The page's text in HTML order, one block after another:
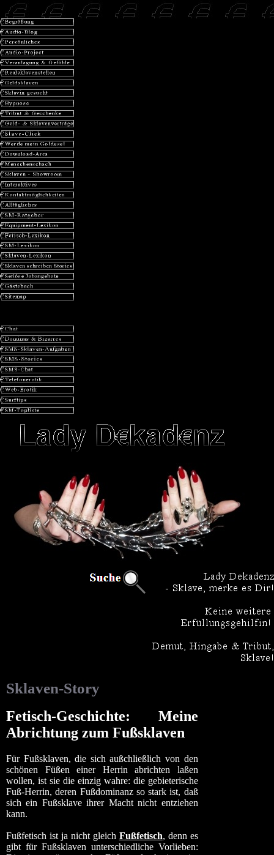
Sklaven-Story
Fetisch-Geschichte: Meine
Abrichtung zum Fußsklaven
Für Fußsklaven, die sich außchließlich von den
schönen Füßen einer Herrin abrichten laßen
wollen, ist sie die einzig wahre: die gebieterische
Fuß-Herrin, deren Fußdominanz so stark ist, daß
sich ein Fußsklave ihrer Macht nicht entziehen
kann.
Fußfetisch ist ja nicht gleich Fußfetisch, denn es
gibt für Fußsklaven unterschiedliche Vorlieben: